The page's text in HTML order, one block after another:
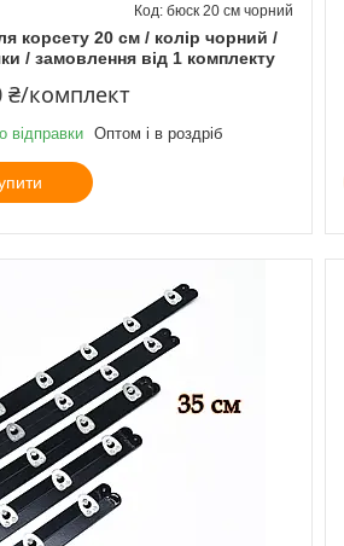
корсету 20 см / колір чорний /
/ замовлення від 1 комплекту
бюск 20 см чорний
₴/комплект
відправки Оптом і в роздріб